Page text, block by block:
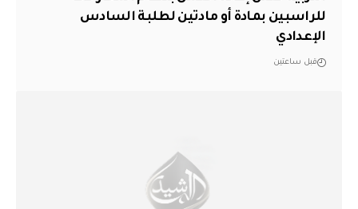
للراسبين بمادة أو مادتين لطلبة السادس
الإعدادي
قبل ساعتين